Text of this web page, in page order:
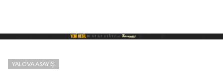
YALOVA ASAYIŞ